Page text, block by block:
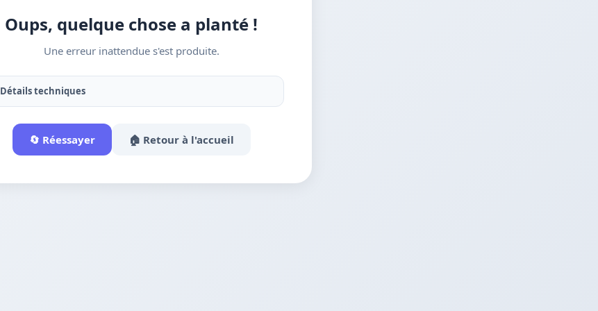
Oups, quelque chose a planté !
Une erreur inattendue s'est produite.
Détails techniques
🔄 Réessayer 🏠 Retour à l'accueil